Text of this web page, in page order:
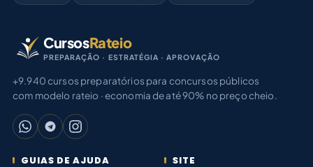
CursosRateio
PREPARAÇÃO · ESTRATÉGIA · APROVAÇÃO
+9.940 cursos preparatórios para concursos públicos
com modelo rateio · economia de até 90% no preço cheio.
GUIAS DE AJUDA
SITE